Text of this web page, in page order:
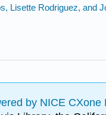
Lisette Rodriguez, and
by NICE CXone